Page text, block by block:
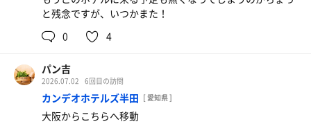
と残念ですが、いつかまた！
0
4
パン吉
2026.07.02 6回目の訪問
カンデオホテルズ半田 [ 愛知県 ]
大阪からこちらへ移動